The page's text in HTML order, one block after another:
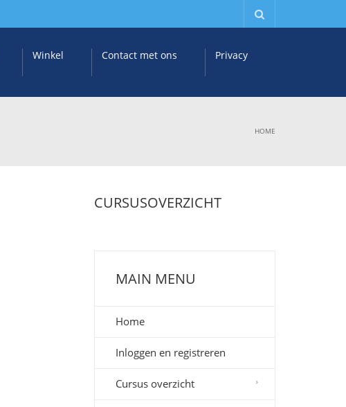
Winkel Contact met ons Privacy
HOME
CURSUSOVERZICHT
MAIN MENU
Home
Inloggen en registreren
Cursus overzicht